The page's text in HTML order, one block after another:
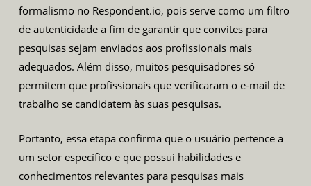
formalismo no Respondent.io, pois serve como um filtro
de autenticidade a fim de garantir que convites para
pesquisas sejam enviados aos profissionais mais
adequados. Além disso, muitos pesquisadores só
permitem que profissionais que verificaram o e-mail de
trabalho se candidatem às suas pesquisas.
Portanto, essa etapa confirma que o usuário pertence a
um setor específico e que possui habilidades e
conhecimentos relevantes para pesquisas mais